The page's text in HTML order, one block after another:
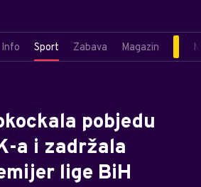
Info Sport Zabava Magazin
pobjedu
a i zadržala
lige BiH